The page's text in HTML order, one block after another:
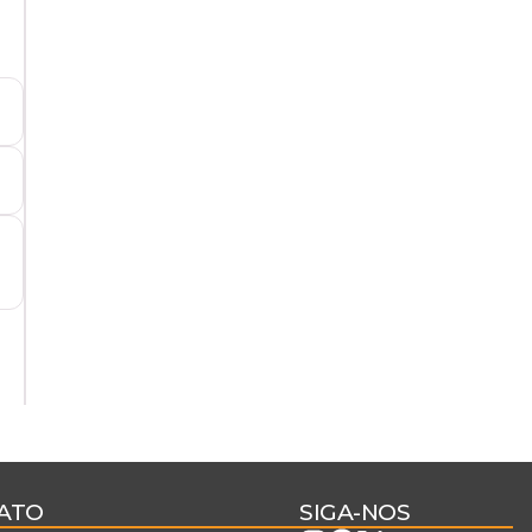
SIGA-NOS